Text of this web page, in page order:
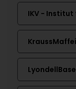
IKV -
KraussMaffei